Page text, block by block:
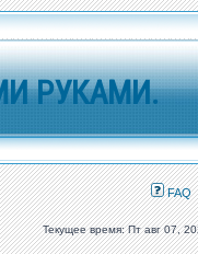
РУКАМИ.
FAQ
Текущее время: Пт авг 07,